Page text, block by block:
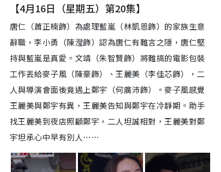
【4月16日（星期五）第20集】
唐仁（蕭正楠飾）為處理藍嵐（林凱恩飾）的家族生意
辭職，李小勇（陳瀅飾）認為唐仁有難言之隱，唐仁堅
持與藍嵐是真愛。文靖（朱智賢飾）將難搞的電影包裝
工作丟給麥子風（陳豪飾）、王麗美（李佳芯飾），二
人與導演會面後竟遇上鄭宇（何廣沛飾）。麥子風感覺
王麗美與鄭宇有異，王麗美告知與鄭宇在冷靜期。助手
找王麗美到夜店照顧鄭宇，二人坦誠相對，王麗美對鄭
宇坦承心中早有別人……